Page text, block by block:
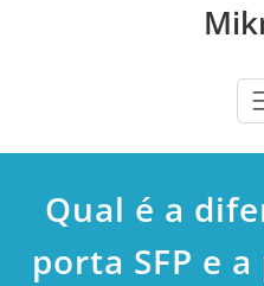
Qual é a
porta SFP e